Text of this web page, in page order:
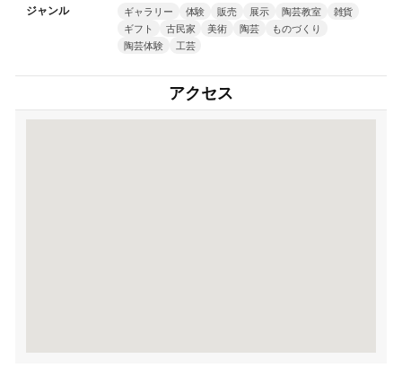
ジャンル ギャラリー 体験 販売 展示 陶芸教室
雑貨
ギフト
古民家 美術 陶芸
ものづくり
陶芸体験
工芸
アクセス